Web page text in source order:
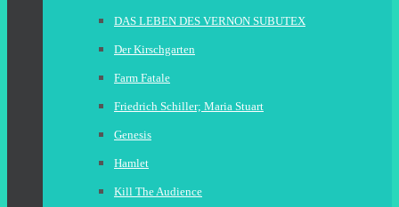
DAS LEBEN DES VERNON SUBUTEX
Der Kirschgarten
Farm Fatale
Friedrich Schiller; Maria Stuart
Genesis
Hamlet
Kill The Audience